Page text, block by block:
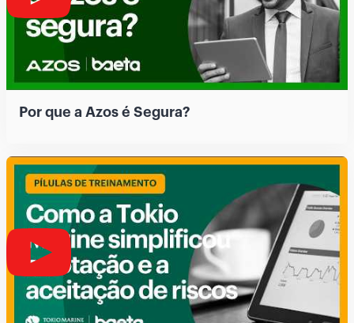
Por que a Azos é Segura?